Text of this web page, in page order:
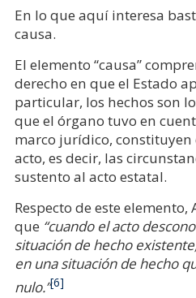
En lo que aquí interesa
causa.
El elemento “causa”
derecho en que el Estado
particular, los hechos son
que el órgano tuvo en
marco jurídico,
acto, es decir, las
sustento al acto estatal.
Respecto de este
que “cuando el acto
situación de hecho
en una situación de hecho
nulo.”[6]